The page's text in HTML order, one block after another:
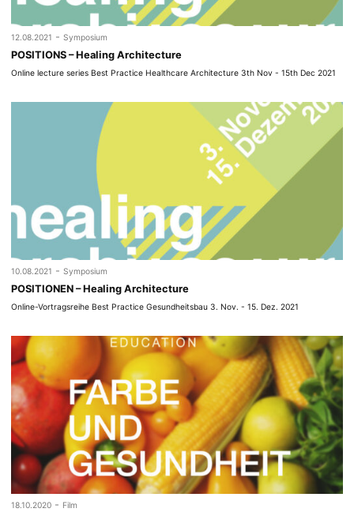
12.08.2021 - Symposium
POSITIONS – Healing Architecture
Online lecture series Best Practice Healthcare Architecture 3th Nov - 15th Dec 2021
10.08.2021 - Symposium
POSITIONEN – Healing Architecture
Online-Vortragsreihe Best Practice Gesundheitsbau 3. Nov. - 15. Dez. 2021
18.10.2020 - Film